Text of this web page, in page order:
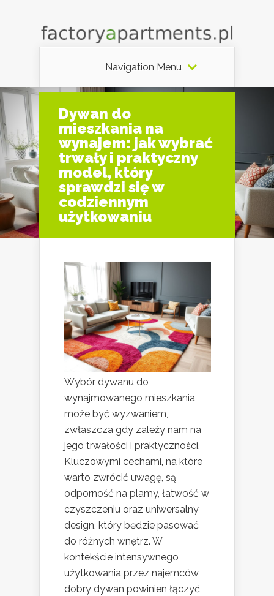
Navigation Menu
Dywan do
mieszkania na
wynajem: jak wybrać
trwały i praktyczny
model, który
sprawdzi się w
codziennym
użytkowaniu
Wybór dywanu do
wynajmowanego mieszkania
może być wyzwaniem,
zwłaszcza gdy zależy nam na
jego trwałości i praktyczności.
Kluczowymi cechami, na które
warto zwrócić uwagę, są
odporność na plamy, łatwość w
czyszczeniu oraz uniwersalny
design, który będzie pasować
do różnych wnętrz. W
kontekście intensywnego
użytkowania przez najemców,
dobry dywan powinien łączyć